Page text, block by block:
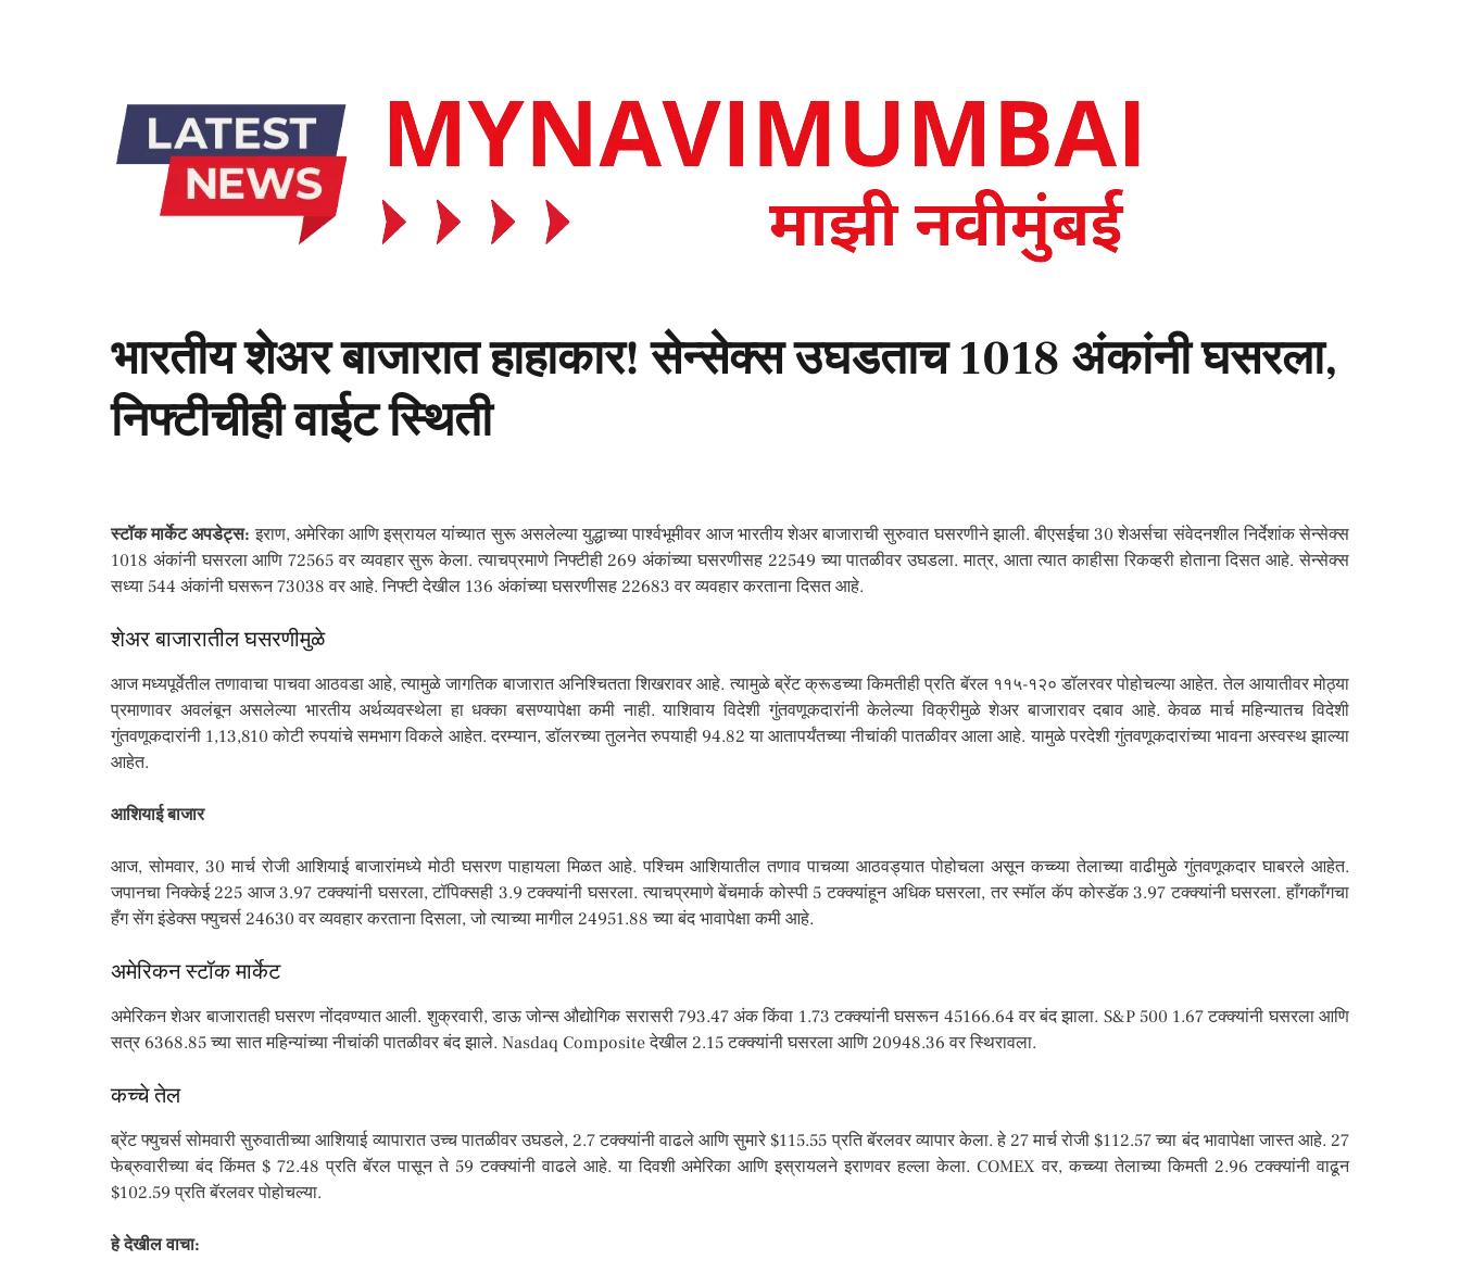
भारतीय शेअर बाजारात हाहाकार! सेन्सेक्स उघडताच 1018 अंकांनी घसरला,
निफ्टीचीही वाईट स्थिती
स्टॉक मार्केट अपडेट्स:इराण, अमेरिका आणि इस्रायल यांच्यात सुरू असलेल्या युद्धाच्या पार्श्वभूमीवर आज भारतीय शेअर बाजाराची सुरुवात घसरणीने झाली. बीएसईचा 30 शेअर्सचा संवेदनशील निर्देशांक सेन्सेक्स
1018 अंकांनी घसरला आणि 72565 वर व्यवहार सुरू केला. त्याचप्रमाणे निफ्टीही 269 अंकांच्या घसरणीसह 22549 च्या पातळीवर उघडला. मात्र, आता त्यात काहीसा रिकव्हरी होताना दिसत आहे. सेन्सेक्स
सध्या 544 अंकांनी घसरून 73038 वर आहे. निफ्टी देखील 136 अंकांच्या घसरणीसह 22683 वर व्यवहार करताना दिसत आहे.
शेअर बाजारातील घसरणीमुळे
आज मध्यपूर्वेतील तणावाचा पाचवा आठवडा आहे, त्यामुळे जागतिक बाजारात अनिश्चितता शिखरावर आहे. त्यामुळे ब्रेंट क्रूडच्या किमतीही प्रति बॅरल ११५-१२० डॉलरवर पोहोचल्या आहेत. तेल आयातीवर मोठ्या
प्रमाणावर अवलंबून असलेल्या भारतीय अर्थव्यवस्थेला हा धक्का बसण्यापेक्षा कमी नाही. याशिवाय विदेशी गुंतवणूकदारांनी केलेल्या विक्रीमुळे शेअर बाजारावर दबाव आहे. केवळ मार्च महिन्यातच विदेशी
गुंतवणूकदारांनी 1,13,810 कोटी रुपयांचे समभाग विकले आहेत. दरम्यान, डॉलरच्या तुलनेत रुपयाही 94.82 या आतापर्यंतच्या नीचांकी पातळीवर आला आहे. यामुळे परदेशी गुंतवणूकदारांच्या भावना अस्वस्थ झाल्या
आहेत.
आशियाई बाजार
आज, सोमवार, 30 मार्च रोजी आशियाई बाजारांमध्ये मोठी घसरण पाहायला मिळत आहे. पश्चिम आशियातील तणाव पाचव्या आठवड्यात पोहोचला असून कच्च्या तेलाच्या वाढीमुळे गुंतवणूकदार घाबरले आहेत.
जपानचा निक्केई 225 आज 3.97 टक्क्यांनी घसरला, टॉपिक्सही 3.9 टक्क्यांनी घसरला. त्याचप्रमाणे बेंचमार्क कोस्पी 5 टक्क्यांहून अधिक घसरला, तर स्मॉल कॅप कोस्डॅक 3.97 टक्क्यांनी घसरला. हाँगकाँगचा
हँग सेंग इंडेक्स फ्युचर्स 24630 वर व्यवहार करताना दिसला, जो त्याच्या मागील 24951.88 च्या बंद भावापेक्षा कमी आहे.
अमेरिकन स्टॉक मार्केट
अमेरिकन शेअर बाजारातही घसरण नोंदवण्यात आली. शुक्रवारी, डाऊ जोन्स औद्योगिक सरासरी 793.47 अंक किंवा 1.73 टक्क्यांनी घसरून 45166.64 वर बंद झाला. S&P 500 1.67 टक्क्यांनी घसरला आणि
सत्र 6368.85 च्या सात महिन्यांच्या नीचांकी पातळीवर बंद झाले. Nasdaq Composite देखील 2.15 टक्क्यांनी घसरला आणि 20948.36 वर स्थिरावला.
कच्चे तेल
ब्रेंट फ्युचर्स सोमवारी सुरुवातीच्या आशियाई व्यापारात उच्च पातळीवर उघडले, 2.7 टक्क्यांनी वाढले आणि सुमारे $115.55 प्रति बॅरलवर व्यापार केला. हे 27 मार्च रोजी $112.57 च्या बंद भावापेक्षा जास्त आहे. 27
फेब्रुवारीच्या बंद किंमत $ 72.48 प्रति बॅरल पासून ते 59 टक्क्यांनी वाढले आहे. या दिवशी अमेरिका आणि इस्रायलने इराणवर हल्ला केला. COMEX वर, कच्च्या तेलाच्या किमती 2.96 टक्क्यांनी वाढून
$102.59 प्रति बॅरलवर पोहोचल्या.
हे देखील वाचा: